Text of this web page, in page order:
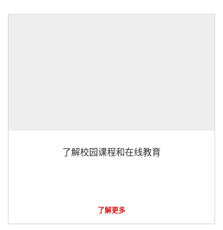
了解校园课程和在线教育
了解更多